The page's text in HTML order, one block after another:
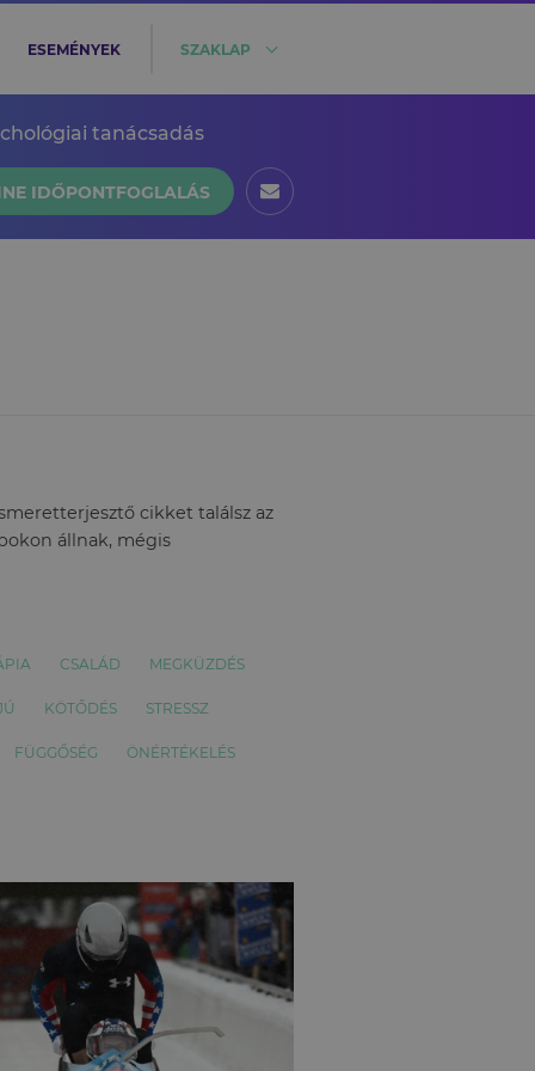
ESEMÉNYEK SZAKLAP
tanácsadás
IDŐPONTFOGLALÁS
cikket találsz az
állnak, mégis
CSALÁD MEGKÜZDÉS
KÖTŐDÉS STRESSZ
FÜGGŐSÉG ÖNÉRTÉKELÉS